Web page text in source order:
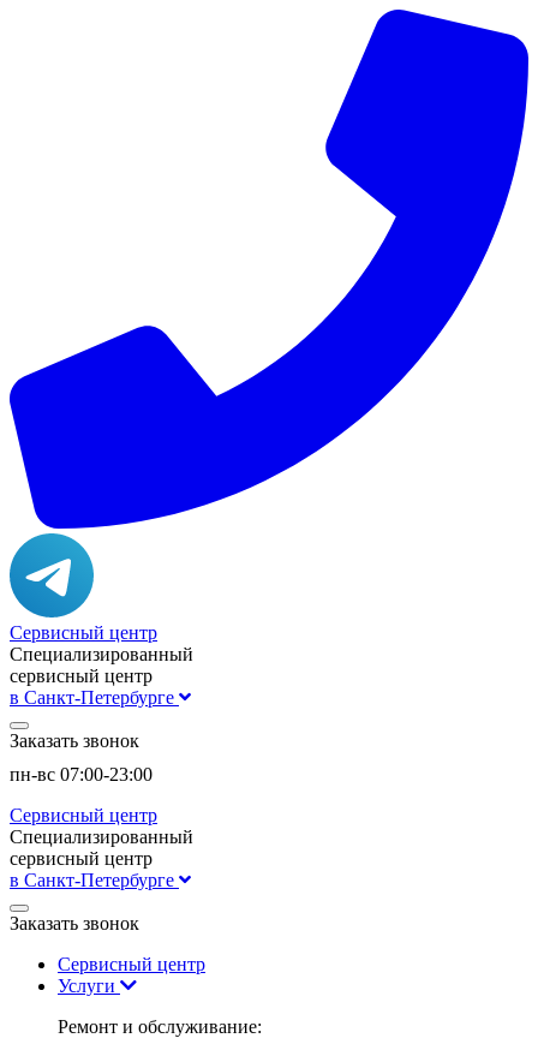
Сервисный центр
Специализированный
сервисный центр
в Санкт-Петербурге
Заказать звонок
пн-вс 07:00-23:00
Сервисный центр
Специализированный
сервисный центр
в Санкт-Петербурге
Заказать звонок
Сервисный центр
Услуги
Ремонт и обслуживание: